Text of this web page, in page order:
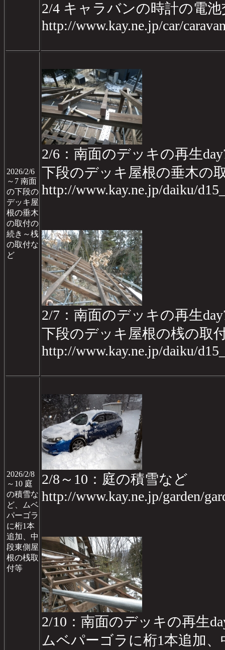
2/4 キャラバンの時計の電
http://www.kay.ne.jp/car/
2026/2/6
～7 南面
の下段の
デッキ屋
根の垂木
の取付の
続き～桟
の取付な
ど
2/6：南面のデッキの再生
下段のデッキ屋根の垂木の
http://www.kay.ne.jp/daiku/
2/7：南面のデッキの再生
下段のデッキ屋根の桟の取
http://www.kay.ne.jp/daiku/
2026/2/8
～10 庭
の積雪な
ど、ムベ
パーゴラ
に桁1本
追加、中
段東側屋
根の桟取
付等
2/8～10：庭の積雪など
http://www.kay.ne.jp/garden/
2/10：南面のデッキの再生
ムベパーゴラに桁1本追加